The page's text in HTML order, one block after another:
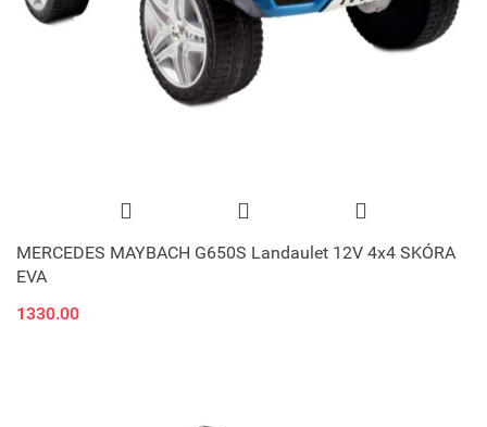
MERCEDES MAYBACH G650S Landaulet 12V 4x4 SKÓRA
EVA
1330.00